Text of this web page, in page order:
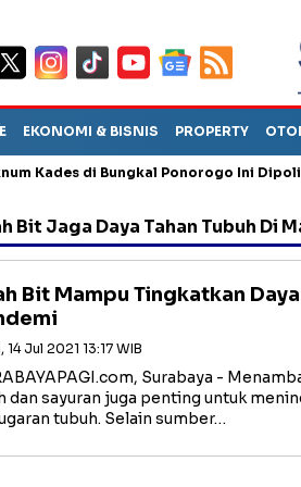
EKONOMI & BISNIS PROPERTY
di Bungkal Ponorogo Ini Dipolisikan
Bit Jaga Daya Tahan Tubuh Di
Bit Mampu Tingkatkan
14 Jul 2021 13:17 WIB
Surabaya -
dan sayuran juga penting untuk
tubuh. Selain sumber…